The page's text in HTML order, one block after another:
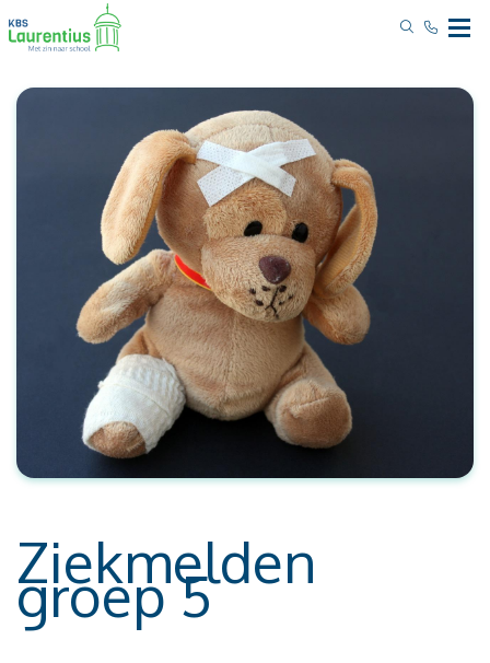
Ziekmelden
groep 5